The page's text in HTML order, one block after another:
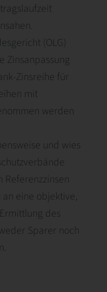
(OLG)
Zinsanpassung
Zinsreihe für
mit
werden
und wies
Referenzzinsen
eine objektive,
des
Sparer noch